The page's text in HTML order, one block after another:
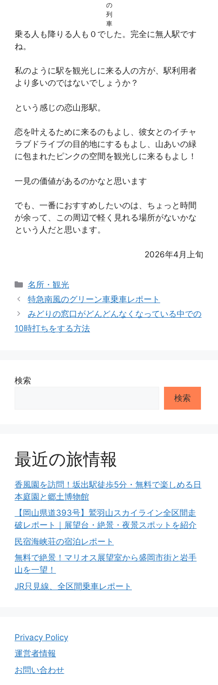
の
列
車
乗る人も降りる人も０でした。完全に無人駅です
ね。
私のように駅を観光しに来る人の方が、駅利用者
より多いのではないでしょうか？
という感じの恋山形駅。
恋を叶えるために来るのもよし、彼女とのイチャ
ラブドライブの目的地にするもよし、山あいの緑
に包まれたピンクの空間を観光しに来るもよし！
一見の価値があるのかなと思います
でも、一番におすすめしたいのは、ちょっと時間
が余って、この周辺で軽く見れる場所がないかな
という人だと思います。
2026年4月上旬
カ
テ
ゴ
リ
ー
名所・観光
特急南風のグリーン車乗車レポート
みどりの窓口がどんどんなくなっている中での
10時打ちをする方法
検索
検索
最近の旅情報
香風園を訪問！坂出駅徒歩5分・無料で楽しめる日
本庭園と郷土博物館
【岡山県道393号】鷲羽山スカイライン全区間走
破レポート｜展望台・絶景・夜景スポットを紹介
民宿海峡荘の宿泊レポート
無料で絶景！マリオス展望室から盛岡市街と岩手
山を一望！
JR只見線、全区間乗車レポート
Privacy Policy
運営者情報
お問い合わせ